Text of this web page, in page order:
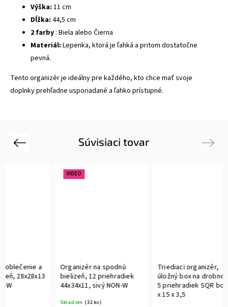
Výška: 11 cm
Dĺžka: 44,5 cm
2 farby : Biela alebo Čierna
Materiál: Lepenka, ktorá je ľahká a pritom dostatočne
pevná.
Tento organizér je ideálny pre každého, kto chce mať svoje
doplnky prehľadne usporiadané a ľahko prístupné.
Súvisiaci tovar
Previous
a
Organizér na spodnú
bielizeň, 12 priehradiek
44x34x11, sivý NON-W
(32 ks)
Triediaci organizér,
úložný box na drobnosti,
5 priehradiek SQR box, 19
x 15 x 3,5
Next